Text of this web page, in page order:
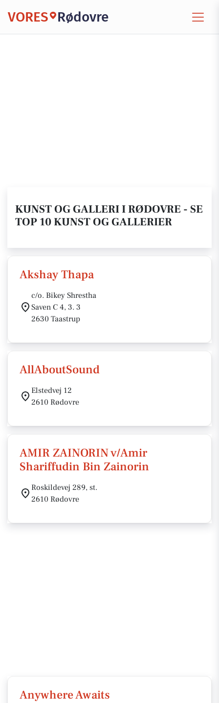
VORES Rødovre
KUNST OG GALLERI I RØDOVRE - SE
TOP 10 KUNST OG GALLERIER
Akshay Thapa
c/o. Bikey Shrestha
Saven C 4, 3. 3
2630 Taastrup
AllAboutSound
Elstedvej 12
2610 Rødovre
AMIR ZAINORIN v/Amir
Shariffudin Bin Zainorin
Roskildevej 289, st.
2610 Rødovre
Anywhere Awaits